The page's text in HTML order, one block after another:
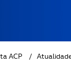
ACP /